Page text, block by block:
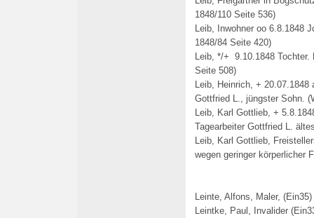
1848/110 Seite 536)
Leib, Inwohner oo 6.8.1848
1848/84 Seite 420)
Leib, */+ 9.10.1848
Seite 508)
Leib, Heinrich, +
Gottfried L., jüngster Sohn.
Leib, Karl Gottlieb, +
Tagearbeiter Gottfried L.
Leib, Karl Gottlieb,
wegen geringer körperlicher
Leinte, Alfons, Maler, (Ein35)
Leintke, Paul, Invalider